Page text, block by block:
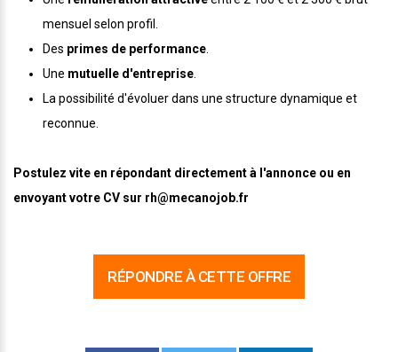
mensuel selon profil.
Des primes de performance
Une mutuelle d'entreprise
La possibilité d'évoluer dans une structure dynamique et
reconnue.
Postulez vite en répondant directement à l'annonce ou en
envoyant votre CV sur rh@mecanojob.fr
RÉPONDRE À CETTE OFFRE